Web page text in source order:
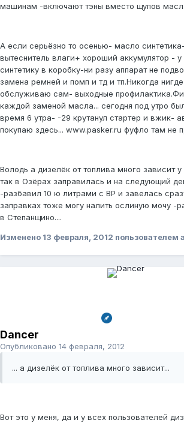
машинам -включают тэны вместо щупов
А если серьёзно то осенью- масло
вытеснитель влаги+ хороший аккумулятор -
синтетику в коробку-ни разу аппарат не
замена ремней и помп и тд и тп.Никогда
обслуживаю сам- выходные
каждой заменой масла... сегодня под утро
время 6 утра- -29 крутанул стартер и вжик-
покупаю здесь... www.pasker.ru фуфло там не
Володь а дизелёк от топлива много зависит у
так в Озёрах заправилась и на следующий
-разбавил 10 ю литрами с BP и завелась
заправках тоже могу налить ослиную мочу -
в Степанщино....
Изменено 13 февраля, 2012 пользователем
Dancer
Опубликовано 14 февраля, 2012
... а дизелёк от топлива много зависит...
Вот это у меня, да и у всех пользователей